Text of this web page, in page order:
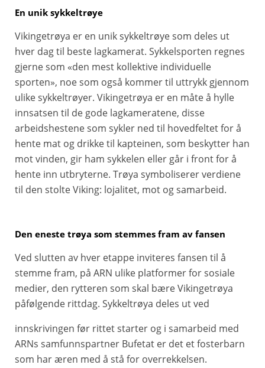
En unik sykkeltrøye
Vikingetrøya er en unik sykkeltrøye som deles ut
hver dag til beste lagkamerat. Sykkelsporten regnes
gjerne som «den mest kollektive individuelle
sporten», noe som også kommer til uttrykk gjennom
ulike sykkeltrøyer. Vikingetrøya er en måte å hylle
innsatsen til de gode lagkameratene, disse
arbeidshestene som sykler ned til hovedfeltet for å
hente mat og drikke til kapteinen, som beskytter han
mot vinden, gir ham sykkelen eller går i front for å
hente inn utbryterne. Trøya symboliserer verdiene
til den stolte Viking: lojalitet, mot og samarbeid.
Den eneste trøya som stemmes fram av fansen
Ved slutten av hver etappe inviteres fansen til å
stemme fram, på ARN ulike platformer for sosiale
medier, den rytteren som skal bære Vikingetrøya
påfølgende rittdag. Sykkeltrøya deles ut ved
innskrivingen før rittet starter og i samarbeid med
ARNs samfunnspartner Bufetat er det et fosterbarn
som har æren med å stå for overrekkelsen.